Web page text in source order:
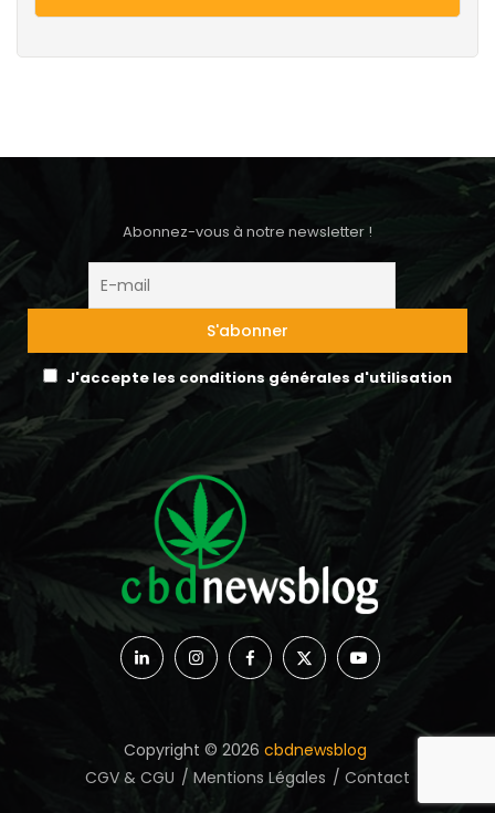
Abonnez-vous à notre newsletter !
J'accepte les conditions générales d'utilisation
Copyright © 2026 cbdnewsblog
CGV & CGU
Mentions Légales Contact